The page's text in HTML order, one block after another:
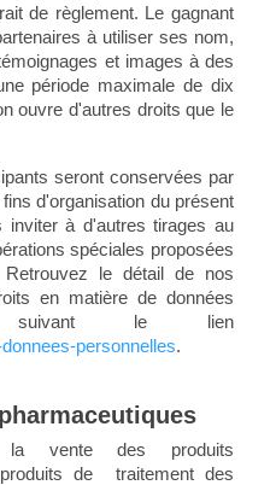
de règlement. Le gagnant
à utiliser ses nom,
et images à des
période maximale de dix
ouvre d'autres droits que le
seront conservées par
d'organisation du présent
à d'autres tirages au
spéciales proposées
le détail de nos
en matière de données
suivant le lien
personnelles.
la vente des produits
de traitement des